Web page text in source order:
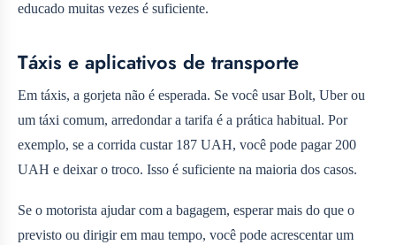
educado muitas vezes é suficiente.
Táxis e aplicativos de transporte
Em táxis, a gorjeta não é esperada. Se você usar Bolt, Uber ou
um táxi comum, arredondar a tarifa é a prática habitual. Por
exemplo, se a corrida custar 187 UAH, você pode pagar 200
UAH e deixar o troco. Isso é suficiente na maioria dos casos.
Se o motorista ajudar com a bagagem, esperar mais do que o
previsto ou dirigir em mau tempo, você pode acrescentar um